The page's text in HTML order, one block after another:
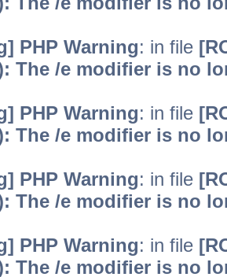
PHP Warning: in file
The /e modifier is no
PHP Warning: in file
The /e modifier is no
PHP Warning: in file
The /e modifier is no
PHP Warning: in file
The /e modifier is no